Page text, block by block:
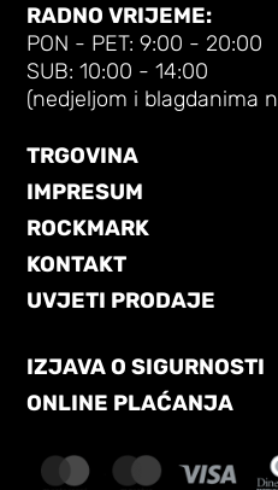
RADNO VRIJEME:
PON - PET: 9:00 - 20:00
SUB: 10:00 - 14:00
(nedjeljom i blagdanima
TRGOVINA
IMPRESUM
ROCKMARK
KONTAKT
UVJETI PRODAJE
IZJAVA O SIGURNOSTI
ONLINE PLAĆANJA